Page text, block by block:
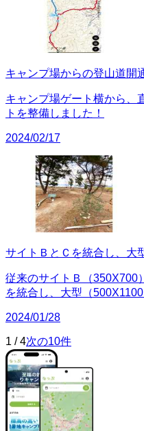
キャンプ場からの登山道開
キャンプ場ゲート横から、
トを整備しました！
2024/02/17
サイトＢとＣを統合し、大
従来のサイトＢ（350X700
を統合し、大型（
2024/01/28
1 /4次の10件